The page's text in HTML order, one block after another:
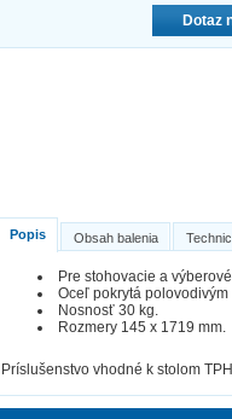
Dotaz
Popis Obsah balenia
Pre stohovacie a
Oceľ pokrytá
Nosnosť 30 kg.
Rozmery 145 x 1719 mm.
Príslušenstvo vhodné k stolom